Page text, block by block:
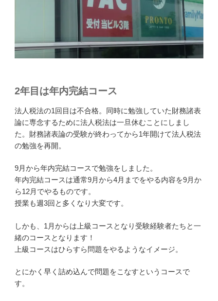
2年目は年内完結コース
法人税法の1回目は不合格。同時に勉強していた財務諸表
論に専念するために法人税法は一旦休むことにしまし
た。財務諸表論の受験が終わってから1年開けて法人税法
の勉強を再開。
9月から年内完結コースで勉強をしました。
年内完結コースは通常9月から4月までをやる内容を9月か
ら12月でやるものです。
授業も週3回と多くなり大変です。
しかも、1月からは上級コースとなり受験経験者たちと一
緒のコースとなります！
上級コースはひらすら問題をやるようなイメージ。
とにかく早く詰め込んで問題をこなすというコースで
す。